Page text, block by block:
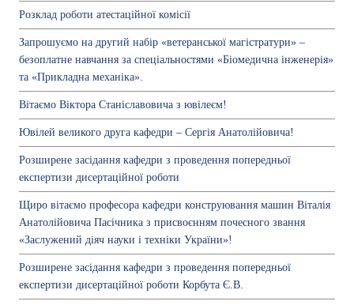
Розклад роботи атестаційної комісії
Запрошуємо на другий набір «ветеранської магістратури» –
безоплатне навчання за спеціальностями «Біомедична інженерія»
та «Прикладна механіка».
Вітаємо Віктора Станіславовича з ювілеєм!
Ювілей великого друга кафедри – Сергія Анатолійовича!
Розширене засідання кафедри з проведення попередньої
експертизи дисертаційної роботи
Щиро вітаємо професора кафедри конструювання машин Віталія
Анатолійовича Пасічника з присвоєнням почесного звання
«Заслужений діяч науки і техніки України»!
Розширене засідання кафедри з проведення попередньої
експертизи дисертаційної роботи Корбута Є.В.